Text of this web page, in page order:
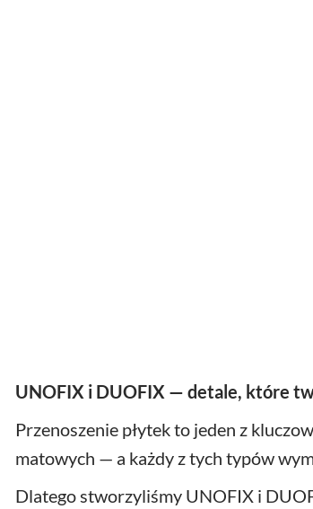
UNOFIX i DUOFIX — detale, które
Przenoszenie płytek to jeden z
matowych — a każdy z tych typów
Dlatego stworzyliśmy UNOFIX i